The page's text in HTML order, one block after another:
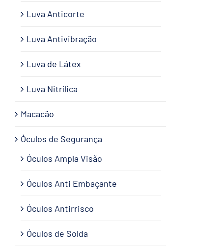
Luva Anticorte
Luva Antivibração
Luva de Látex
Luva Nitrílica
Macacão
Óculos de Segurança
Óculos Ampla Visão
Óculos Anti Embaçante
Óculos Antirrisco
Óculos de Solda